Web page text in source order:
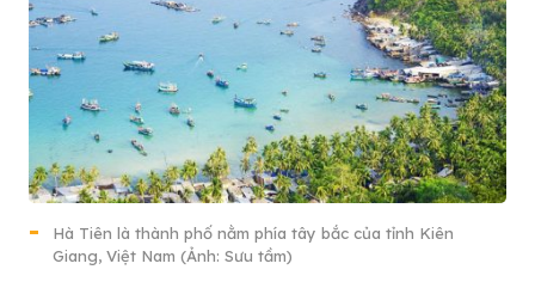
Hà Tiên là thành phố nằm phía tây bắc của tỉnh Kiên
Giang, Việt Nam (Ảnh: Sưu tầm)